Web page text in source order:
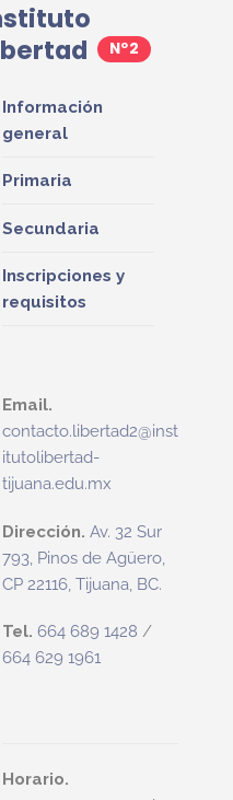
Información
general
Primaria
Secundaria
Inscripciones y
requisitos
Email.
contacto.libertad2@inst
itutolibertad-
tijuana.edu.mx
Dirección. Av. 32 Sur
793, Pinos de Agüero,
CP 22116, Tijuana, BC.
Tel. 664 689 1428 /
664 629 1961
Horario.